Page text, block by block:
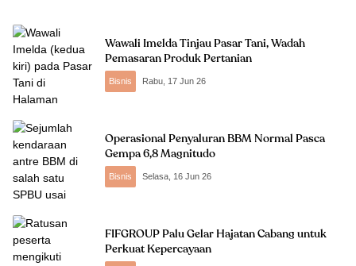
Wawali Imelda Tinjau Pasar Tani, Wadah
Pemasaran Produk Pertanian
Bisnis Rabu, 17 Jun 26
Operasional Penyaluran BBM Normal Pasca
Gempa 6,8 Magnitudo
Bisnis Selasa, 16 Jun 26
FIFGROUP Palu Gelar Hajatan Cabang untuk
Perkuat Kepercayaan